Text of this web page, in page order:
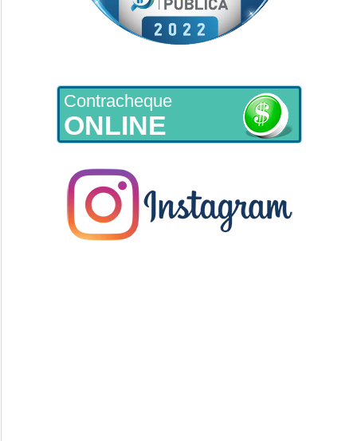
Contracheque
ONLINE